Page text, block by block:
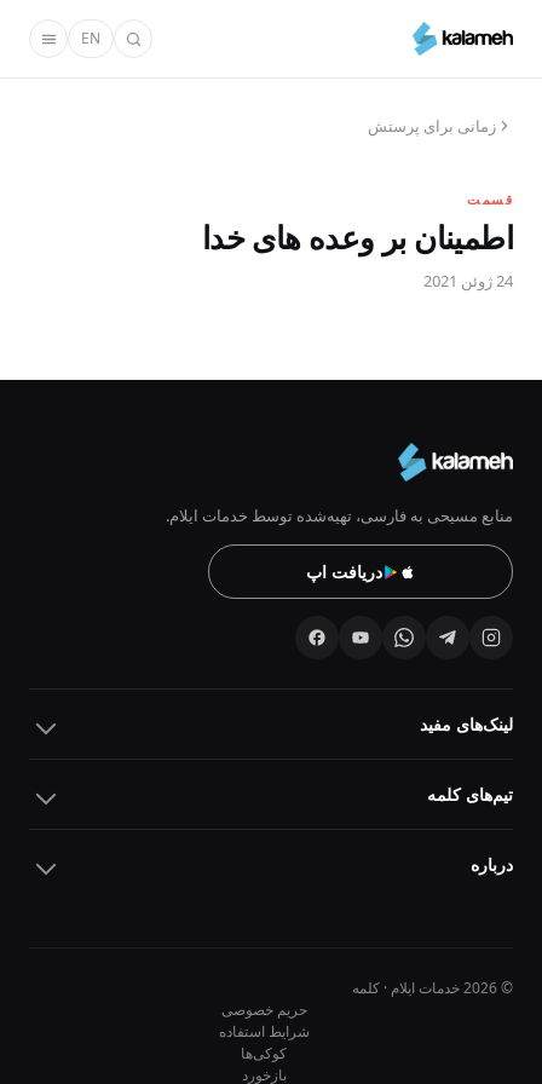
محتوای
EN
زمانی برای پرستش
قسمت
اطمینان بر وعده های خدا
24 ژوئن 2021
منابع مسیحی به فارسی، تهیه‌شده توسط خدمات ایلام.
دریافت اپ
لینک‌های مفید
تیم‌های کلمه
درباره
© 2026 خدمات ایلام · کلمه
حریم خصوصی
شرایط استفاده
کوکی‌ها
بازخورد
10